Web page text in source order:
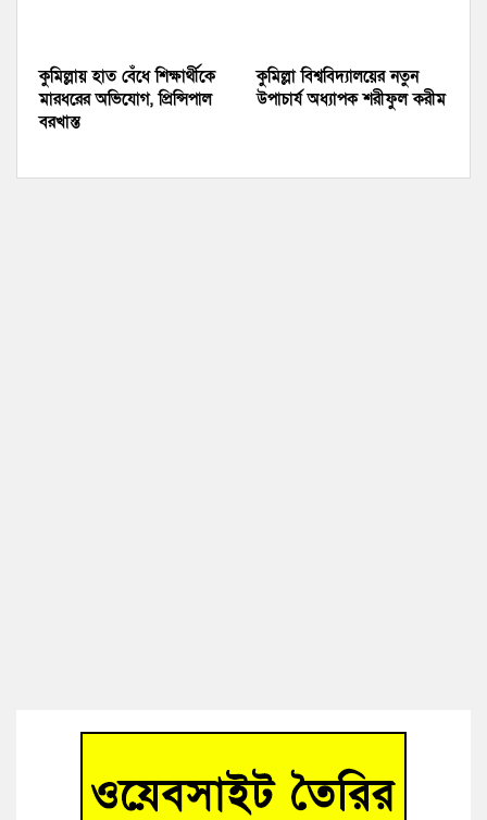
কুমিল্লায় হাত বেঁধে শিক্ষার্থীকে
মারধরের অভিযোগ, প্রিন্সিপাল
বরখাস্ত
কুমিল্লা বিশ্ববিদ্যালয়ের নতুন
উপাচার্য অধ্যাপক শরীফুল করীম